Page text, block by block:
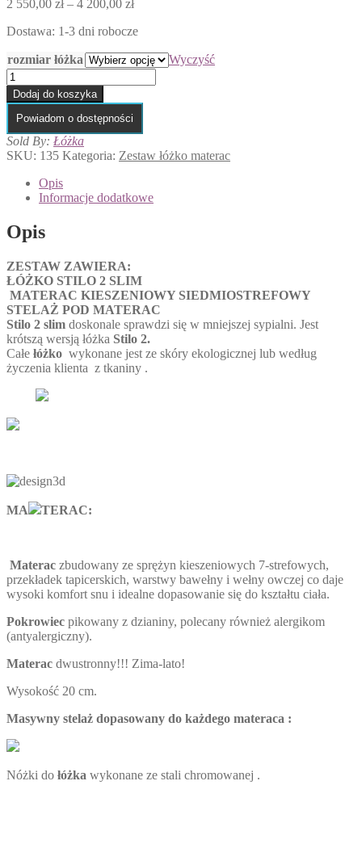
2 550,00 zł – 4 200,00 zł
od
550,00 zł
4
200,00 zł
Dostawa: 1-3 dni robocze
rozmiar łóżka
Wyczyść
ilość
Zestaw
-
łóżko
STLO
2
SLIM
MATERAC
KIESZENIOWY
VERONA
Dodaj do koszyka
Powiadom o dostępności
Sold By: Łóżka
SKU: 135 Kategoria: Zestaw łóżko materac
Opis
Informacje dodatkowe
Opis
ZESTAW ZAWIERA:
ŁÓŻKO STILO 2 SLIM
MATERAC KIESZENIOWY SIEDMIOSTREFOWY
STELAŻ POD MATERAC
Stilo 2 slim doskonale sprawdzi się w mniejszej sypialni. Jest
krótszą wersją łóżka Stilo 2.
Całe łóżko wykonane jest ze skóry ekologicznej lub według
życzenia klienta z tkaniny .
MA TERAC:
Materac zbudowany ze sprężyn kieszeniowych 7-strefowych,
przekładek tapicerskich, warstwy bawełny i wełny owczej co daje
wysoki komfort snu i idealne dopasowanie się do kształtu ciała.
Pokrowiec pikowany z dzianiny, polecany również alergikom
(antyalergiczny).
Materac dwustronny!!! Zima-lato!
Wysokość 20 cm.
Masywny stelaż dopasowany do każdego materaca :
Nóżki do łóżka wykonane ze stali chromowanej .